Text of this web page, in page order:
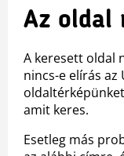
Az oldal
A keresett oldal
nincs-e elírás az
amit keres.
Esetleg más